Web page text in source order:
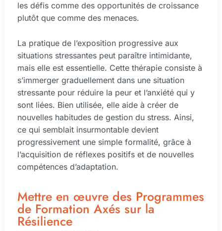
les défis comme des opportunités de croissance
plutôt que comme des menaces.
La pratique de l’exposition progressive aux
situations stressantes peut paraître intimidante,
mais elle est essentielle. Cette thérapie consiste à
s’immerger graduellement dans une situation
stressante pour réduire la peur et l’anxiété qui y
sont liées. Bien utilisée, elle aide à créer de
nouvelles habitudes de gestion du stress. Ainsi,
ce qui semblait insurmontable devient
progressivement une simple formalité, grâce à
l’acquisition de réflexes positifs et de nouvelles
compétences d’adaptation.
Mettre en œuvre des Programmes
de Formation Axés sur la
Résilience